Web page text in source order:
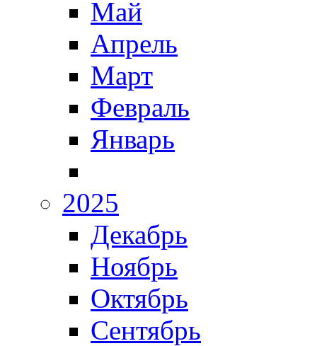
Май
Апрель
Март
Февраль
Январь
2025
Декабрь
Ноябрь
Октябрь
Сентябрь